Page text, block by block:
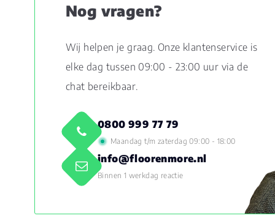
Nog vragen?
Wij helpen je graag. Onze klantenservice is
elke dag tussen 09:00 - 23:00 uur via de
chat bereikbaar.
0800 999 77 79
Maandag t/m zaterdag 09:00 - 18:00
info@floorenmore.nl
Binnen 1 werkdag reactie